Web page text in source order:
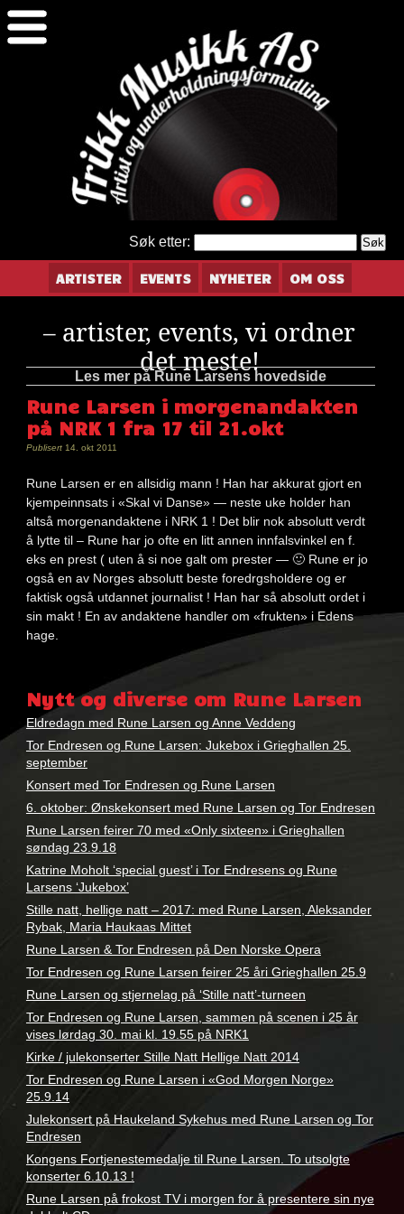
Søk etter:
ARTISTER EVENTS NYHETER OM OSS
– artister, events, vi ordner
det meste!
Les mer på Rune Larsens hovedside
Rune Larsen i morgenandakten
på NRK 1 fra 17 til 21.okt
Publisert14. okt 2011
Rune Larsen er en allsidig mann ! Han har akkurat gjort en
kjempeinnsats i «Skal vi Danse» — neste uke holder han
altså morgenandaktene i NRK 1 ! Det blir nok absolutt verdt
å lytte til – Rune har jo ofte en litt annen innfalsvinkel en f.
eks en prest ( uten å si noe galt om prester — 🙂 Rune er jo
også en av Norges absolutt beste foredrgsholdere og er
faktisk også utdannet journalist ! Han har så absolutt ordet i
sin makt ! En av andaktene handler om «frukten» i Edens
hage.
larsen
Nytt og diverse om Rune Larsen
Eldredagn med Rune Larsen og Anne Veddeng
Tor Endresen og Rune Larsen: Jukebox i Grieghallen 25.
september
Konsert med Tor Endresen og Rune Larsen
6. oktober: Ønskekonsert med Rune Larsen og Tor Endresen
Rune Larsen feirer 70 med «Only sixteen» i Grieghallen
søndag 23.9.18
Katrine Moholt ‘special guest’ i Tor Endresens og Rune
Larsens ‘Jukebox’
Stille natt, hellige natt – 2017: med Rune Larsen, Aleksander
Rybak, Maria Haukaas Mittet
Rune Larsen & Tor Endresen på Den Norske Opera
Tor Endresen og Rune Larsen feirer 25 åri Grieghallen 25.9
Rune Larsen og stjernelag på ‘Stille natt’-turneen
Tor Endresen og Rune Larsen, sammen på scenen i 25 år
vises lørdag 30. mai kl. 19.55 på NRK1
Kirke / julekonserter Stille Natt Hellige Natt 2014
Tor Endresen og Rune Larsen i «God Morgen Norge»
25.9.14
Julekonsert på Haukeland Sykehus med Rune Larsen og Tor
Endresen
Kongens Fortjenestemedalje til Rune Larsen. To utsolgte
konserter 6.10.13 !
Rune Larsen på frokost TV i morgen for å presentere sin nye